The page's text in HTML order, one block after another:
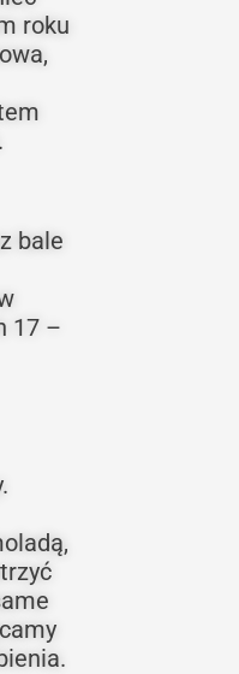
roku
bale
17 –